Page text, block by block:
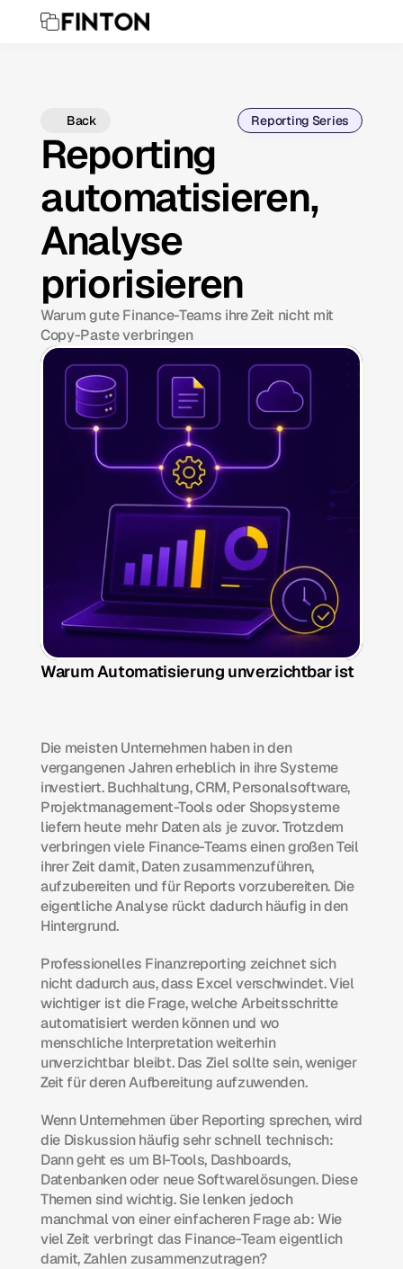
Back Reporting Series
Reporting
automatisieren,
Analyse
priorisieren
Warum gute Finance-Teams ihre Zeit nicht mit
Copy-Paste verbringen
Warum Automatisierung unverzichtbar ist
Die meisten Unternehmen haben in den
vergangenen Jahren erheblich in ihre Systeme
investiert. Buchhaltung, CRM, Personalsoftware,
Projektmanagement-Tools oder Shopsysteme
liefern heute mehr Daten als je zuvor. Trotzdem
verbringen viele Finance-Teams einen großen Teil
ihrer Zeit damit, Daten zusammenzuführen,
aufzubereiten und für Reports vorzubereiten. Die
eigentliche Analyse rückt dadurch häufig in den
Hintergrund.
Professionelles Finanzreporting zeichnet sich
nicht dadurch aus, dass Excel verschwindet. Viel
wichtiger ist die Frage, welche Arbeitsschritte
automatisiert werden können und wo
menschliche Interpretation weiterhin
unverzichtbar bleibt. Das Ziel sollte sein, weniger
Zeit für deren Aufbereitung aufzuwenden.
Wenn Unternehmen über Reporting sprechen, wird
die Diskussion häufig sehr schnell technisch:
Dann geht es um BI-Tools, Dashboards,
Datenbanken oder neue Softwarelösungen. Diese
Themen sind wichtig. Sie lenken jedoch
manchmal von einer einfacheren Frage ab: Wie
viel Zeit verbringt das Finance-Team eigentlich
damit, Zahlen zusammenzutragen?